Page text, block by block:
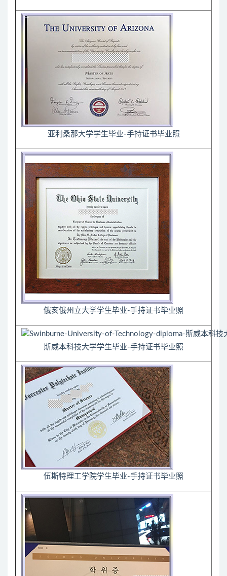
亚利桑那大学学生毕业-手持证书毕业照
俄亥俄州立大学学生毕业-手持证书毕业照
斯威本科技大学学生毕业-手持证书毕业照
伍斯特理工学院学生毕业-手持证书毕业照